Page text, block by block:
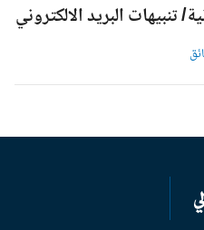
البريد الالكتروني